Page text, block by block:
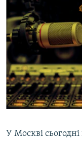
пошуку
ІНТЕРВ'Ю
ВСЕ ЗА ДЕНЬ
СПЕЦПРОЕКТИ
ДЕПОРТАЦІЯ
ВІДЕОУРОКИ
СВІДЧЕННЯ ОКУПАЦІЇ
ЯК ОБІЙТИ
Русский
Qırımtatar
У Москві